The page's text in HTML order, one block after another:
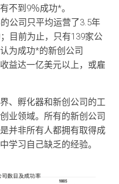
不到9％成功*。
公司只平均运营了3.5年
目前为止，只有139家公
为成功*的新创公司
益达一亿美元以上，或雇
、孵化器和新创公司的工
业领域。所有的新创公司
并非所有人都拥有取得成
学习自己缺乏的经验。